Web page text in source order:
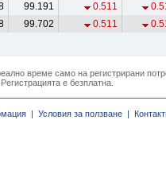
99.191 0.511
99.702 0.511
време само на регистрирани
е безплатна.
| Условия за ползване |